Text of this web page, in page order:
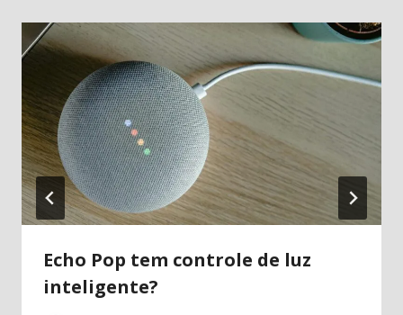
Echo Pop tem controle de luz
inteligente?